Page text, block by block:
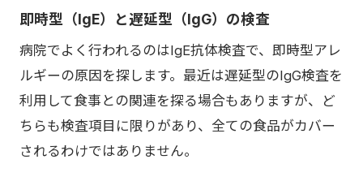
即時型（IgE）と遅延型（IgG）の検査
病院でよく行われるのはIgE抗体検査で、即時型アレ
ルギーの原因を探します。最近は遅延型のIgG検査を
利用して食事との関連を探る場合もありますが、ど
ちらも検査項目に限りがあり、全ての食品がカバー
されるわけではありません。